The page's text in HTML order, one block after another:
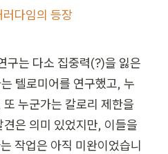
다임의 등장
구는 다소 집중력(?)을 잃은
텔로미어를 연구했고, 누
누군가는 칼로리 제한을
은 의미 있었지만, 이들을
작업은 아직 미완이었습니